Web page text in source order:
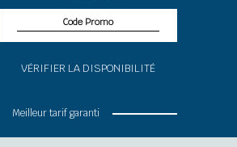
VÉRIFIER LA DISPONIBILITÉ
Meilleur tarif garanti